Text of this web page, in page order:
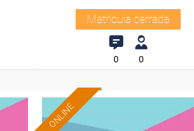
Matrícula cerrada
0 0
ONLINE